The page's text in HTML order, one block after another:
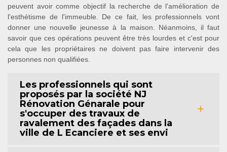
peuvent avoir comme objectif la recherche de l'amélioration de
l'esthétisme de l'immeuble. De ce fait, les professionnels vont
donner une nouvelle jeunesse à la maison. Néanmoins, il faut
savoir que ces opérations peuvent être très lourdes et c'est pour
cela que les propriétaires ne doivent pas faire intervenir des
personnes non qualifiées.
Les professionnels qui sont
proposés par la société NJ
Rénovation Génarale pour
s'occuper des travaux de
ravalement des façades dans la
ville de L Ecanciere et ses envi